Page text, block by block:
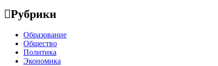
Рубрики
Образование
Общество
Политика
Экономика